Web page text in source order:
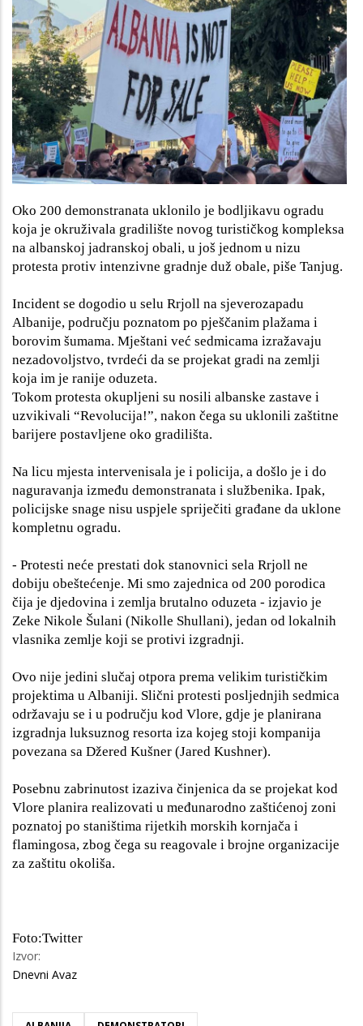
Oko 200 demonstranata uklonilo je bodljikavu ogradu
koja je okruživala gradilište novog turističkog kompleksa
na albanskoj jadranskoj obali, u još jednom u nizu
protesta protiv intenzivne gradnje duž obale, piše Tanjug.
Incident se dogodio u selu Rrjoll na sjeverozapadu
Albanije, području poznatom po pješčanim plažama i
borovim šumama. Mještani već sedmicama izražavaju
nezadovoljstvo, tvrdeći da se projekat gradi na zemlji
koja im je ranije oduzeta.
Tokom protesta okupljeni su nosili albanske zastave i
uzvikivali “Revolucija!”, nakon čega su uklonili zaštitne
barijere postavljene oko gradilišta.
Na licu mjesta intervenisala je i policija, a došlo je i do
naguravanja između demonstranata i službenika. Ipak,
policijske snage nisu uspjele spriječiti građane da uklone
kompletnu ogradu.
- Protesti neće prestati dok stanovnici sela Rrjoll ne
dobiju obeštećenje. Mi smo zajednica od 200 porodica
čija je djedovina i zemlja brutalno oduzeta - izjavio je
Zeke Nikole Šulani (Nikolle Shullani), jedan od lokalnih
vlasnika zemlje koji se protivi izgradnji.
Ovo nije jedini slučaj otpora prema velikim turističkim
projektima u Albaniji. Slični protesti posljednjih sedmica
održavaju se i u području kod Vlore, gdje je planirana
izgradnja luksuznog resorta iza kojeg stoji kompanija
povezana sa Džered Kušner (Jared Kushner).
Posebnu zabrinutost izaziva činjenica da se projekat kod
Vlore planira realizovati u međunarodno zaštićenoj zoni
poznatoj po staništima rijetkih morskih kornjača i
flamingosa, zbog čega su reagovale i brojne organizacije
za zaštitu okoliša.
Foto:Twitter
Izvor:
Dnevni Avaz